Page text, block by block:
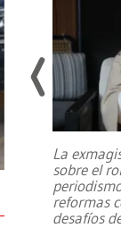
La
sobre el
reformas
desafíos